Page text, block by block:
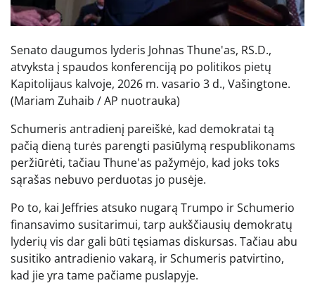
Senato daugumos lyderis Johnas Thune'as, RS.D.,
atvyksta į spaudos konferenciją po politikos pietų
Kapitolijaus kalvoje, 2026 m. vasario 3 d., Vašingtone.
(Mariam Zuhaib / AP nuotrauka)
Schumeris antradienį pareiškė, kad demokratai tą
pačią dieną turės parengti pasiūlymą respublikonams
peržiūrėti, tačiau Thune'as pažymėjo, kad joks toks
sąrašas nebuvo perduotas jo pusėje.
Po to, kai Jeffries atsuko nugarą Trumpo ir Schumerio
finansavimo susitarimui, tarp aukščiausių demokratų
lyderių vis dar gali būti tęsiamas diskursas. Tačiau abu
susitiko antradienio vakarą, ir Schumeris patvirtino,
kad jie yra tame pačiame puslapyje.